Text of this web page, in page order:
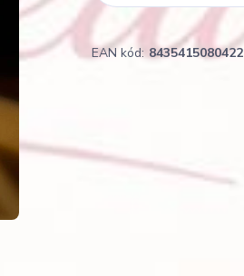
EAN kód: 8435415080422